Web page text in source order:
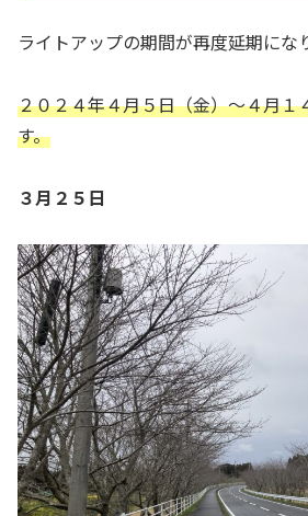
ライトアップの期間が再度延期にな
２０２４年４月５日（金）〜４月１
す。
３月２５日